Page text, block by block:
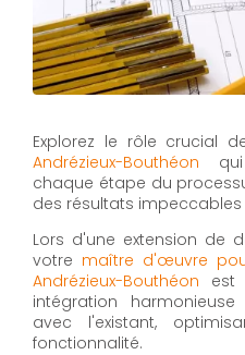
Explorez le rôle crucial
Andrézieux-Bouthéon qui
chaque étape du
des résultats
Lors d'une extension de
votre maître d'œuvre
Andrézieux-Bouthéon est
intégration
avec l'existant,
fonctionnalité.